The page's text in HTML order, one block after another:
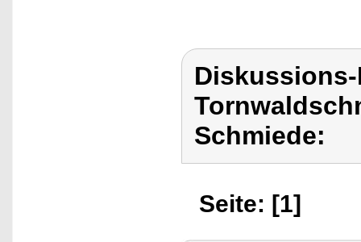
Schmiede:
Seite: [1]